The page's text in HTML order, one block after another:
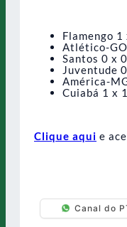
Flamengo 1
Atlético-
Santos 0 x
Juventude
América-
Cuiabá 1 x
Clique aqui e
Canal do